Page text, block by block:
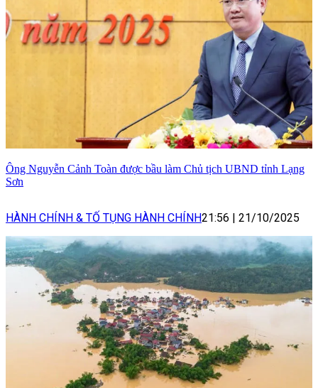
Ông Nguyễn Cảnh Toàn được bầu làm Chủ tịch UBND tỉnh Lạng
Sơn
HÀNH CHÍNH & TỐ TỤNG HÀNH CHÍNH21:56 | 21/10/2025